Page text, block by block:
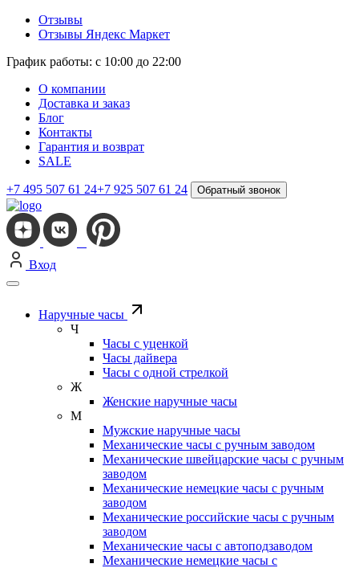
Отзывы
Отзывы Яндекс Маркет
График работы: с 10:00 до 22:00
О компании
Доставка и заказ
Блог
Контакты
Гарантия и возврат
SALE
+7 495 507 61 24+7 925 507 61 24 Обратный звонок
Вход
Наручные часы
Ч
Часы с уценкой
Часы дайвера
Часы с одной стрелкой
Ж
Женские наручные часы
М
Мужские наручные часы
Механические часы с ручным заводом
Механические швейцарские часы с ручным
заводом
Механические немецкие часы с ручным
заводом
Механические российские часы с ручным
заводом
Механические часы с автоподзаводом
Механические немецкие часы с